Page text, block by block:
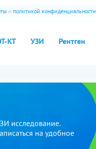
КТ УЗИ Рентген
и политикой конфиденциальности
исследование.
на удобное